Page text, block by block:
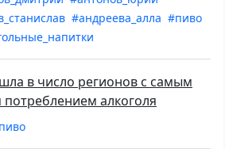
#андреева_алла #пиво
в число регионов с самым
алкоголя